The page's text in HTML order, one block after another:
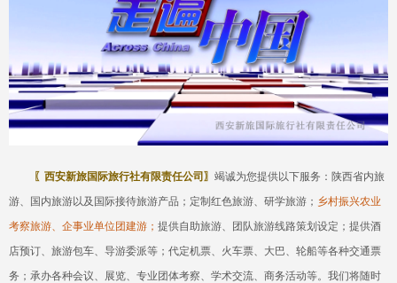
〖 西安新旅国际旅行社有限责任公司〗 竭诚为您提供以下服务：陕西省内旅
游、国内旅游以及国际接待旅游产品 ；定制红色旅游、研学旅游； 乡村振兴农业
考察旅游、企事业单位团建游； 提供自助旅游、团队旅游线路策划设定 ； 提供酒
店预订、旅游包车、导游委派等 ；代定机票、火车票、大巴、轮船等各种交通票
务 ； 承办各种会议、展览、专业团体考察、学术交流、商务活动等。 我们将随时